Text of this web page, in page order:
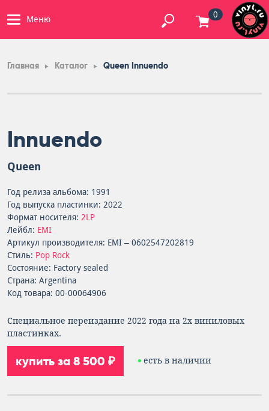
Меню 0
Главная Каталог Queen Innuendo
Innuendo
Queen
Год релиза альбома: 1991
Год выпуска пластинки: 2022
Формат носителя: 2LP
Лейбл: EMI
Артикул производителя: EMI – 0602547202819
Стиль: Pop Rock
Состояние: Factory sealed
Страна: Argentina
Код товара: 00-00064906
Специальное переиздание 2022 года на 2х виниловых
пластинках.
купить за 8 500 ₽ есть в наличии